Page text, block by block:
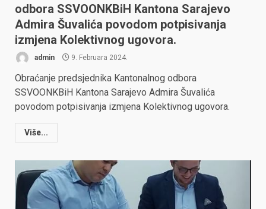
odbora SSVOONKBiH Kantona Sarajevo
Admira Šuvalića povodom potpisivanja
izmjena Kolektivnog ugovora.
admin 9. Februara 2024.
Obraćanje predsjednika Kantonalnog odbora
SSVOONKBiH Kantona Sarajevo Admira Šuvalića
povodom potpisivanja izmjena Kolektivnog ugovora.
Više...